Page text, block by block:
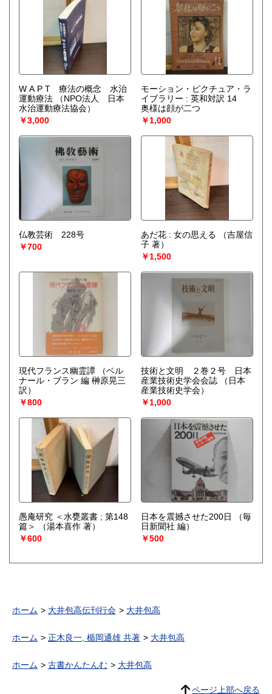
W A P T 療法の概念 水治
運動療法
（NPO法人 日本
水治運動療法協会）
￥3,000
モーション・ピクチュア・ラ
イブラリー : 英和対訳 14
奥様は顔が二つ
￥1,000
仏教芸術 228号
￥700
あだ花 : 女の思える
（吉屋信
子 著）
￥1,500
現代フランス幽霊譚
（ベル
ナール・ブラン 編 榊原晃三
訳）
￥800
技術と文明 ２巻２号 日本
産業技術史学会会誌
（日本
産業技術史学会）
￥1,000
愚庵研究 ＜水甕叢書 ; 第148
篇＞
（湯本喜作 著）
￥600
日本を震撼させた200日
（毎
日新聞社 編）
￥500
ホーム 大井包高伝刊行会 大井包高
ホーム 正木良一, 楯岡通雄 共著 大井包高
ホーム 古書かんたんむ 大井包高
ページ上部へ戻る